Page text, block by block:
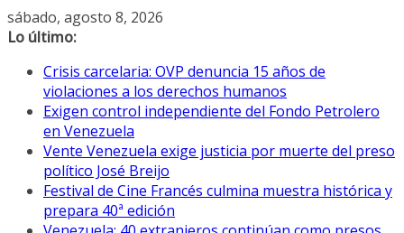
Saltar
al
sábado, agosto 8, 2026
Lo último:
Crisis carcelaria: OVP denuncia 15 años de
violaciones a los derechos humanos
Exigen control independiente del Fondo Petrolero
en Venezuela
Vente Venezuela exige justicia por muerte del preso
político José Breijo
Festival de Cine Francés culmina muestra histórica y
prepara 40ª edición